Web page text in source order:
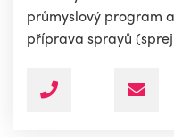
průmyslový program
příprava sprayů